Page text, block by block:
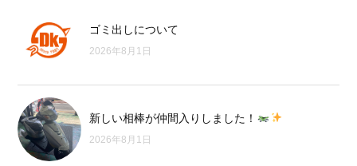
ゴミ出しについて
2026年8月1日
新しい相棒が仲間入りしました！
2026年8月1日